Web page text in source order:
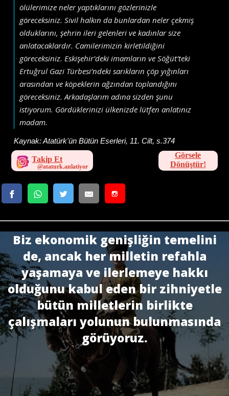
ölülerimize neler yaptıklarını gözlerinizle
göreceksiniz. Sivil halkın da bunlardan neler çekmiş
olduklarını, şehrin ileri gelenleri ve kadınlar size
anlatacaklardır. Camilerimizin kirletildiğini
göreceksiniz. Eskişehir’deki imamların ve Söğüt’teki
Ertuğrul Gazi Türbesi’ndeki sarıkların çöp yığınları
arasından ve köpeklerin ağzından toplandığını
göreceksiniz. Arkadaşlarım adına sizden şunu
istiyorum. Gördüklerinizi ülkenizde lütfen anlatınız
madam.
Kaynak:Atatürk'ün Bütün Eserleri, 11. Cilt, s.374
Takip Et
Görsele
Dönüştür!
Biz ekonomik genişliğin temelini
de, ancak her milletin refahla
yaşamaya ve ilerlemeye hakkı
olduğunu kabul eden bir zihniyetle
bütün milletlerin birlikte
çalışmaları yolunun bulunmasında
görüyoruz.